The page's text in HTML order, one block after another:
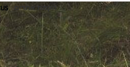
הקמת אתרים